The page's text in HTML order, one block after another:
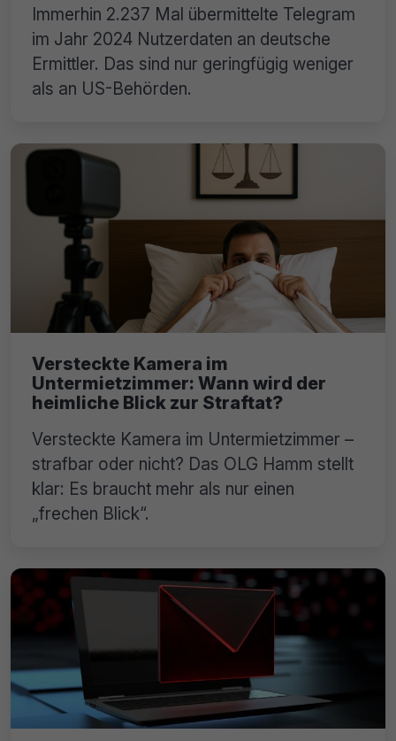
Immerhin 2.237 Mal übermittelte Telegram
im Jahr 2024 Nutzerdaten an deutsche
Ermittler. Das sind nur geringfügig weniger
als an US-Behörden.
Versteckte Kamera im
Untermietzimmer: Wann wird der
heimliche Blick zur Straftat?
Versteckte Kamera im Untermietzimmer –
strafbar oder nicht? Das OLG Hamm stellt
klar: Es braucht mehr als nur einen
„frechen Blick“.